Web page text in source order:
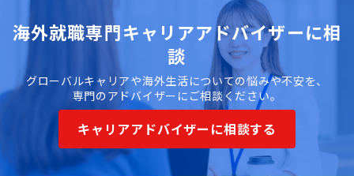
海外就職専門キャリアアドバイザーに相
談
グローバルキャリアや海外生活についての悩みや不安を、
専門のアドバイザーにご相談ください。
キャリアアドバイザーに相談する